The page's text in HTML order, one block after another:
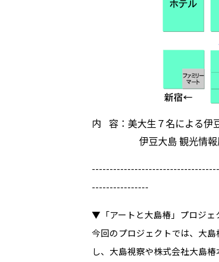
内 容：美大生７名による伊
伊豆大島 観光情報
----------------
▼「アートと大島椿」プロジェ
今回のプロジェクトでは、大
し、大島視察や株式会社大島